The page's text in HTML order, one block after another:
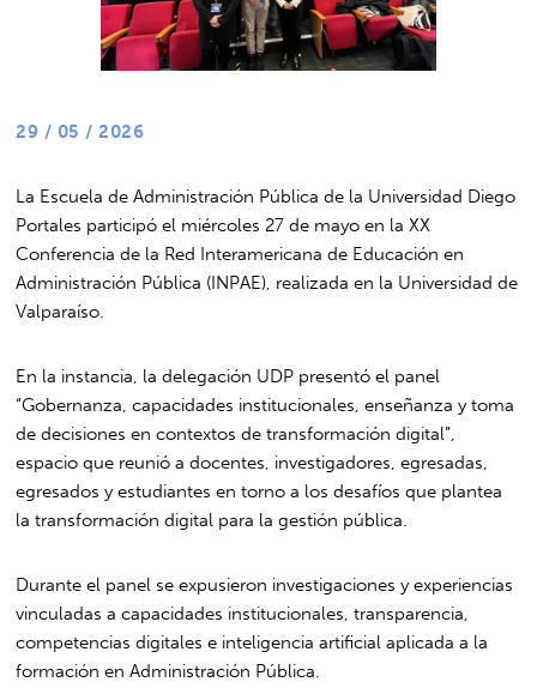
29 / 05 / 2026
La Escuela de Administración Pública de la Universidad Diego
Portales participó el miércoles 27 de mayo en la XX
Conferencia de la Red Interamericana de Educación en
Administración Pública (INPAE), realizada en la Universidad de
Valparaíso.
En la instancia, la delegación UDP presentó el panel
“Gobernanza, capacidades institucionales, enseñanza y toma
de decisiones en contextos de transformación digital”,
espacio que reunió a docentes, investigadores, egresadas,
egresados y estudiantes en torno a los desafíos que plantea
la transformación digital para la gestión pública.
Durante el panel se expusieron investigaciones y experiencias
vinculadas a capacidades institucionales, transparencia,
competencias digitales e inteligencia artificial aplicada a la
formación en Administración Pública.